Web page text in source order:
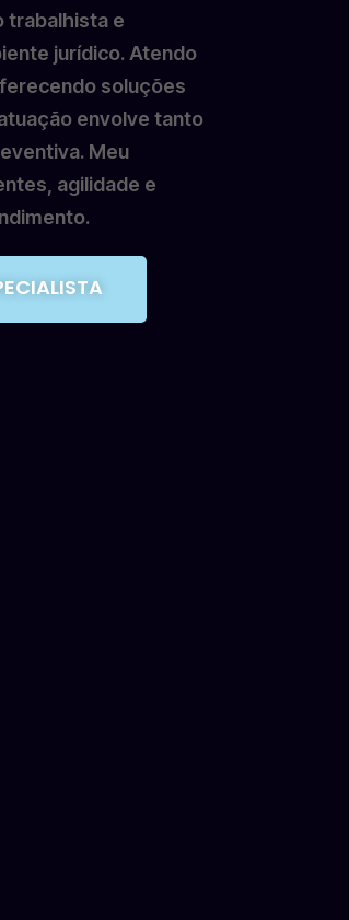
trabalhista e
jurídico. Atendo
soluções
envolve tanto
Meu
agilidade e